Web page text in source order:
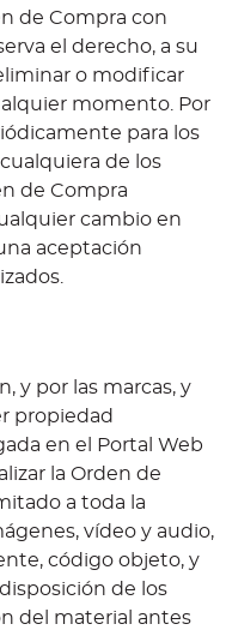
de Compra con
el derecho, a su
o modificar
momento. Por
para los
de los
de Compra
cambio en
aceptación
y por las marcas, y
propiedad
en el Portal Web
la Orden de
a toda la
vídeo y audio,
código objeto, y
de los
del material antes